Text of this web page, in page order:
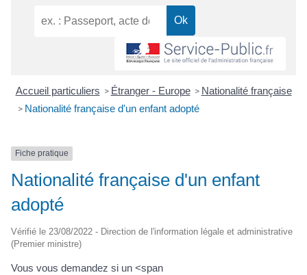
Accueil particuliers > Étranger - Europe > Nationalité française
> Nationalité française d'un enfant adopté
Fiche pratique
Nationalité française d'un enfant
adopté
Vérifié le 23/08/2022 - Direction de l'information légale et administrative
(Premier ministre)
Vous vous demandez si un <span